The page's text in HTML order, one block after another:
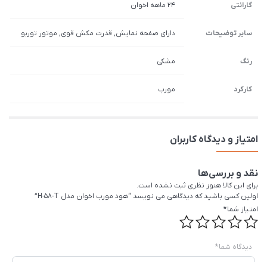
گارانتی ۲۴ ماهه اخوان
سایر توضیحات دارای صفحه نمایش, قدرت مکش قوی, موتور توربو
رنگ مشکی
کارکرد مورب
امتیاز و دیدگاه کاربران
نقد و بررسی‌ها
برای این کالا هنوز نظری ثبت نشده است.
اولین کسی باشید که دیدگاهی می نویسد “هود مورب اخوان مدل H-58-T”
امتیاز شما*
دیدگاه شما*